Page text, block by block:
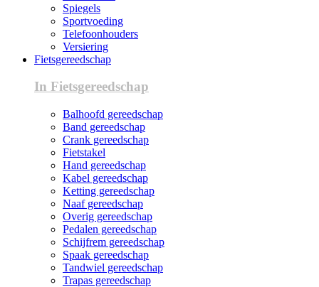
Spiegels
Sportvoeding
Telefoonhouders
Versiering
Fietsgereedschap
In Fietsgereedschap
Balhoofd gereedschap
Band gereedschap
Crank gereedschap
Fietstakel
Hand gereedschap
Kabel gereedschap
Ketting gereedschap
Naaf gereedschap
Overig gereedschap
Pedalen gereedschap
Schijfrem gereedschap
Spaak gereedschap
Tandwiel gereedschap
Trapas gereedschap